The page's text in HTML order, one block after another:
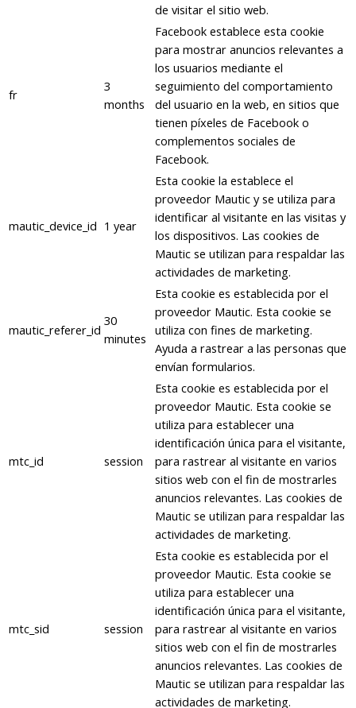
de visitar el sitio web.
fr
3
months
Facebook establece esta cookie
para mostrar anuncios relevantes a
los usuarios mediante el
seguimiento del comportamiento
del usuario en la web, en sitios que
tienen píxeles de Facebook o
complementos sociales de
Facebook.
mautic_device_id 1 year
Esta cookie la establece el
proveedor Mautic y se utiliza para
identificar al visitante en las visitas y
los dispositivos. Las cookies de
Mautic se utilizan para respaldar las
actividades de marketing.
mautic_referer_id
30
minutes
Esta cookie es establecida por el
proveedor Mautic. Esta cookie se
utiliza con fines de marketing.
Ayuda a rastrear a las personas que
envían formularios.
mtc_id session
Esta cookie es establecida por el
proveedor Mautic. Esta cookie se
utiliza para establecer una
identificación única para el visitante,
para rastrear al visitante en varios
sitios web con el fin de mostrarles
anuncios relevantes. Las cookies de
Mautic se utilizan para respaldar las
actividades de marketing.
mtc_sid session
Esta cookie es establecida por el
proveedor Mautic. Esta cookie se
utiliza para establecer una
identificación única para el visitante,
para rastrear al visitante en varios
sitios web con el fin de mostrarles
anuncios relevantes. Las cookies de
Mautic se utilizan para respaldar las
actividades de marketing.